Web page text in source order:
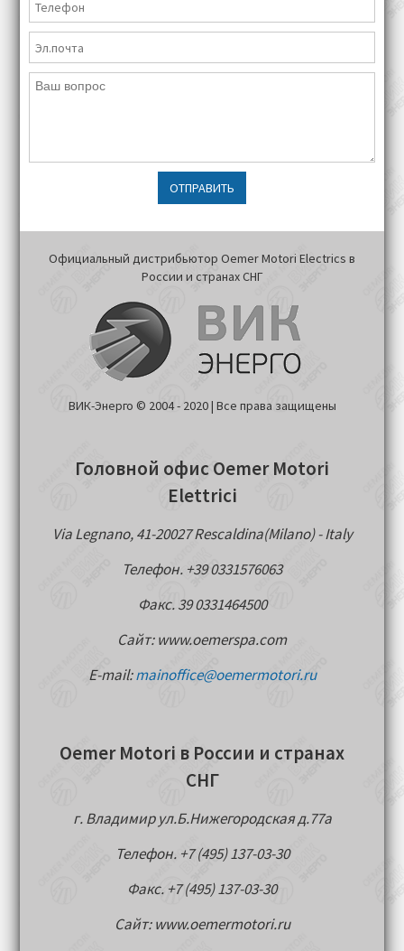
ОТПРАВИТЬ
Официальный дистрибьютор Oemer Motori Electrics в
России и странах СНГ
ВИК-Энерго © 2004 - 2020 | Все права защищены
Головной офис Oemer Motori
Elettrici
Via Legnano, 41-20027 Rescaldina(Milano) - Italy
Телефон. +39 0331576063
Факс. 39 0331464500
Сайт: www.oemerspa.com
E-mail:mainoffice@oemermotori.ru
Oemer Motori в России и странах
СНГ
г. Владимир ул.Б.Нижегородская д.77a
Телефон. +7 (495) 137-03-30
Факс. +7 (495) 137-03-30
Сайт: www.oemermotori.ru